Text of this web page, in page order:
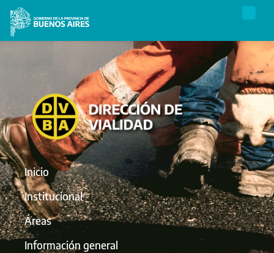
Inicio
Institucional
Áreas
Información general